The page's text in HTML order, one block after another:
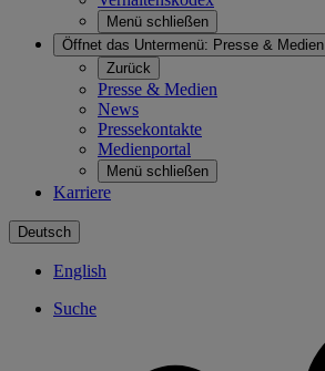
Menü schließen
Öffnet das Untermenü: Presse & Medien
Zurück
Presse & Medien
News
Pressekontakte
Medienportal
Menü schließen
Karriere
Deutsch
English
Suche